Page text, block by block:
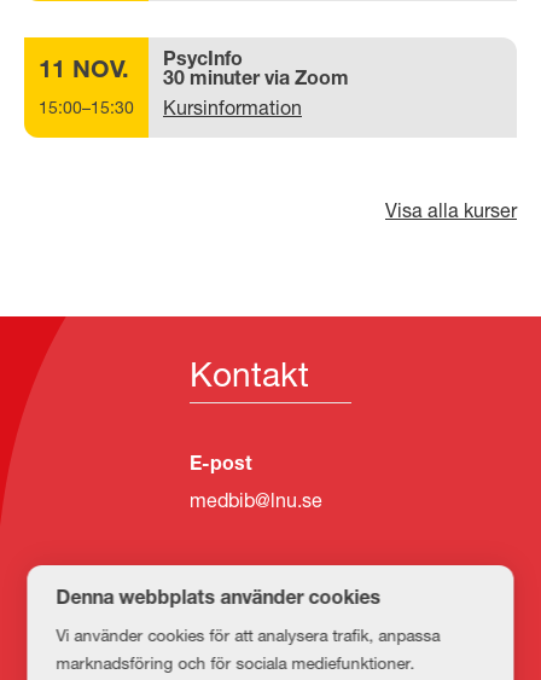
11 NOV.
15:00–15:30
PsycInfo
30 minuter via Zoom
Kursinformation
Visa alla kurser
Kontakt
E-post
medbib@lnu.se
Denna webbplats använder cookies
Vi använder cookies för att analysera trafik, anpassa
marknadsföring och för sociala mediefunktioner.